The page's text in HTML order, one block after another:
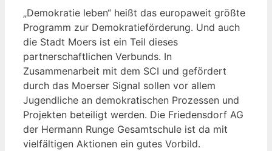
„Demokratie leben“ heißt das europaweit größte
Programm zur Demokratieförderung. Und auch
die Stadt Moers ist ein Teil dieses
partnerschaftlichen Verbunds. In
Zusammenarbeit mit dem SCI und gefördert
durch das Moerser Signal sollen vor allem
Jugendliche an demokratischen Prozessen und
Projekten beteiligt werden. Die Friedensdorf AG
der Hermann Runge Gesamtschule ist da mit
vielfältigen Aktionen ein gutes Vorbild.